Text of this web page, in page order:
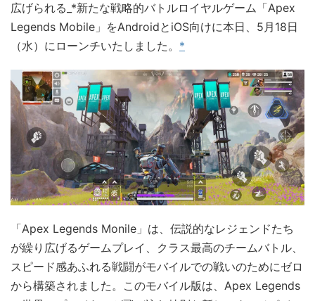
広げられる_*新たな戦略的バトルロイヤルゲーム「Apex
Legends Mobile」をAndroidとiOS向けに本日、5月18日
（水）にローンチいたしました。 *
「Apex Legends Monile」は、伝説的なレジェンドたち
が繰り広げるゲームプレイ、クラス最高のチームバトル、
スピード感あふれる戦闘がモバイルでの戦いのためにゼロ
から構築されました。このモバイル版は、Apex Legends